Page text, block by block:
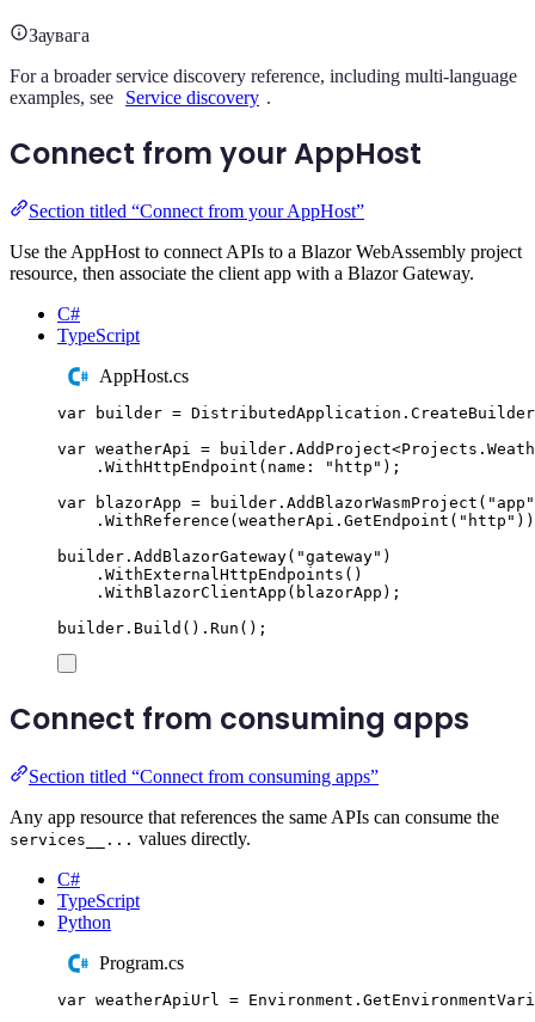
Заувага
For a broader service discovery reference, including multi-language
examples, see
Service discovery .
Connect from your AppHost
Section titled “Connect from your AppHost”
Use the AppHost to connect APIs to a Blazor WebAssembly project
resource, then associate the client app with a Blazor Gateway.
C#
TypeScript
AppHost.cs
var builder = DistributedApplication . CreateBuilder
var weatherApi = builder . AddProject<Projects .
. WithHttpEndpoint ( name : " http " );
var blazorApp = builder . AddBlazorWasmProject ( " app "
. WithReference ( weatherApi . GetEndpoint ( " http "
builder . AddBlazorGateway( "gateway" )
. WithExternalHttpEndpoints ()
. WithBlazorClientApp ( blazorApp );
builder . Build () . Run ();
Connect from consuming apps
Section titled “Connect from consuming apps”
Any app resource that references the same APIs can consume the
services__... values directly.
C#
TypeScript
Python
Program.cs
var weatherApiUrl = Environment .